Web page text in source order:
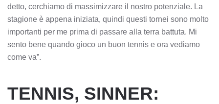
detto, cerchiamo di massimizzare il nostro potenziale. La
stagione è appena iniziata, quindi questi tornei sono molto
importanti per me prima di passare alla terra battuta. Mi
sento bene quando gioco un buon tennis e ora vediamo
come va”.
TENNIS, SINNER: